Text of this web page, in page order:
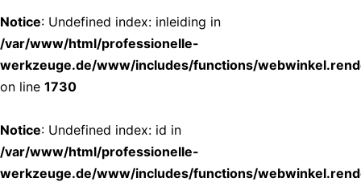
Notice: Undefined index: inleiding in
/var/www/html/professionelle-
werkzeuge.de/www/includes/functions/
on line 1730
Notice: Undefined index: id in
/var/www/html/professionelle-
werkzeuge.de/www/includes/functions/